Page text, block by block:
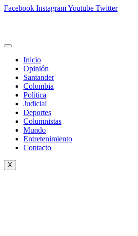
Facebook InstagramYoutube Twitter
Inicio
Opinión
Santander
Colombia
Política
Judicial
Deportes
Columnistas
Mundo
Entretenimiento
Contacto
X